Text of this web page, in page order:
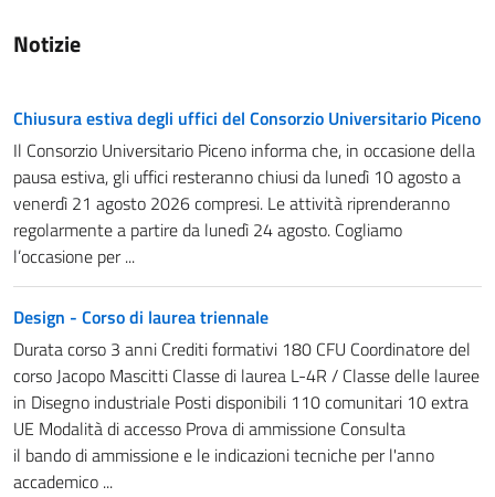
Notizie
Chiusura estiva degli uffici del Consorzio Universitario Piceno
Il Consorzio Universitario Piceno informa che, in occasione della
pausa estiva, gli uffici resteranno chiusi da lunedì 10 agosto a
venerdì 21 agosto 2026 compresi. Le attività riprenderanno
regolarmente a partire da lunedì 24 agosto. Cogliamo
l’occasione per ...
Design - Corso di laurea triennale
Durata corso 3 anni Crediti formativi 180 CFU Coordinatore del
corso Jacopo Mascitti Classe di laurea L-4R / Classe delle lauree
in Disegno industriale Posti disponibili 110 comunitari 10 extra
UE Modalità di accesso Prova di ammissione Consulta
il bando di ammissione e le indicazioni tecniche per l'anno
accademico ...